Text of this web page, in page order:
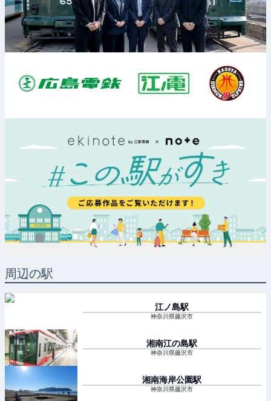
周辺の駅
江ノ島駅
神奈川県藤沢市
湘南江の島駅
神奈川県藤沢市
湘南海岸公園駅
神奈川県藤沢市